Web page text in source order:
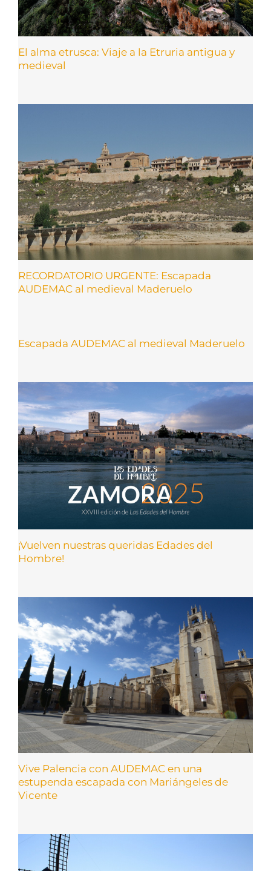
El alma etrusca: Viaje a la Etruria antigua y
medieval
RECORDATORIO URGENTE: Escapada
AUDEMAC al medieval Maderuelo
Escapada AUDEMAC al medieval Maderuelo
¡Vuelven nuestras queridas Edades del
Hombre!
Vive Palencia con AUDEMAC en una
estupenda escapada con Mariángeles de
Vicente